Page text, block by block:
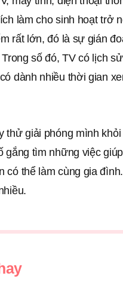
làm cho sinh hoạt trở
rất lớn, đó là sự gián
số đó, TV có lịch
dành nhiều thời gian
thử giải phóng mình
gắng tìm những việc
có thể làm cùng gia